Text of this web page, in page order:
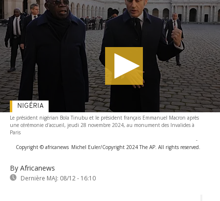
Le président nigérian Bola Tinubu et le président français Emmanuel Macron après
une cérémonie d'accueil, jeudi 28 novembre 2024, au monument des Invalides à
Paris
-
Copyright © africanews Michel Euler/Copyright 2024 The AP. All rights reserved.
By Africanews
Dernière MAJ: 08/12 - 16:10
NIGÉRIA